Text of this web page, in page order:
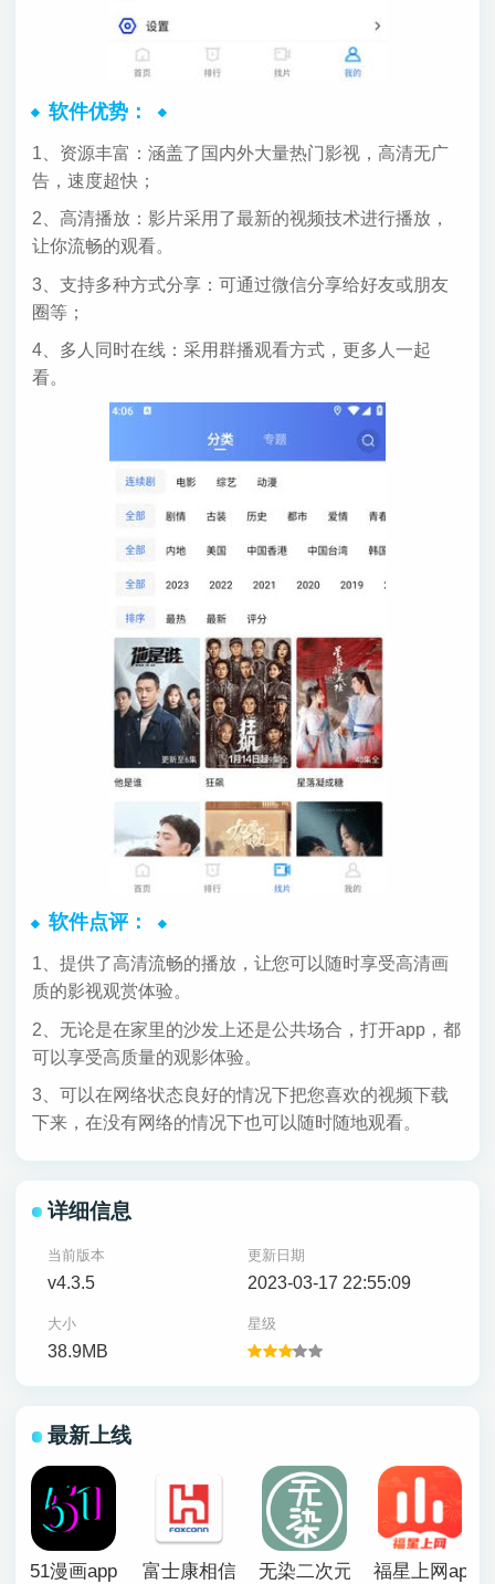
软件优势：
1、资源丰富：涵盖了国内外大量热门影视，高清无广
告，速度超快；
2、高清播放：影片采用了最新的视频技术进行播放，
让你流畅的观看。
3、支持多种方式分享：可通过微信分享给好友或朋友
圈等；
4、多人同时在线：采用群播观看方式，更多人一起
看。
软件点评：
1、提供了高清流畅的播放，让您可以随时享受高清画
质的影视观赏体验。
2、无论是在家里的沙发上还是公共场合，打开app，都
可以享受高质量的观影体验。
3、可以在网络状态良好的情况下把您喜欢的视频下载
下来，在没有网络的情况下也可以随时随地观看。
详细信息
当前版本
v4.3.5
更新日期
2023-03-17 22:55:09
大小
38.9MB
星级
最新上线
51漫画app 富士康相信app官方版无染二次元漫画app福星上网app